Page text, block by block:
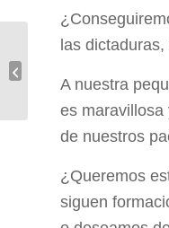
las
A nuestra
es maravillosa
de nuestros
¿Queremos
siguen
Efectos a corto y largo
en el...